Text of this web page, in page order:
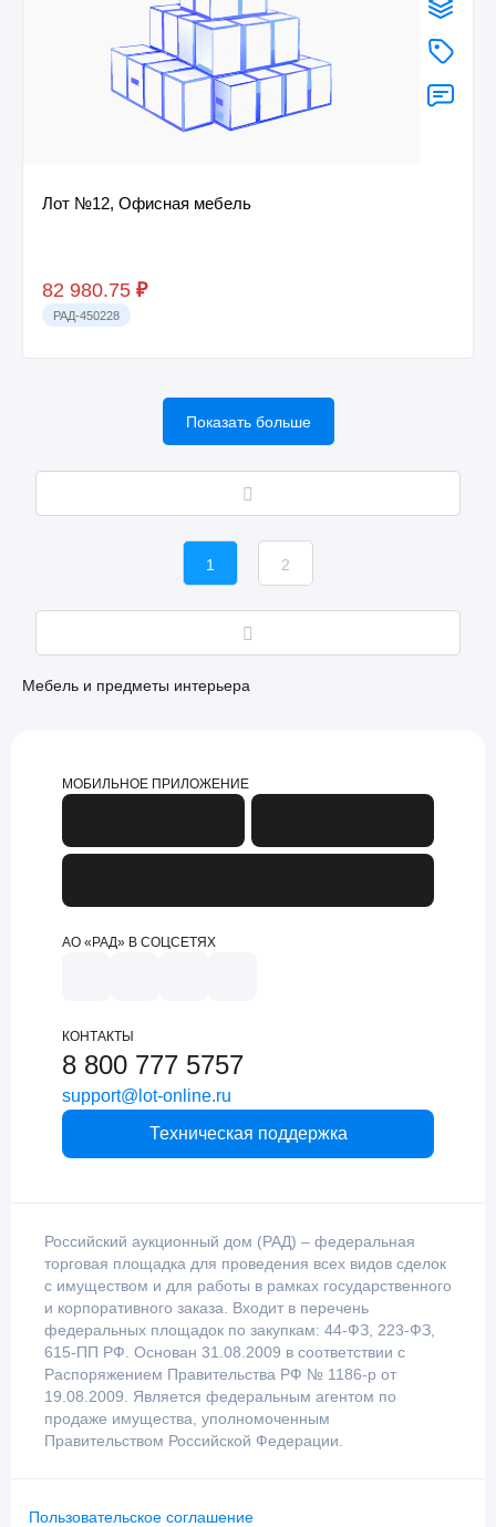
Лот №12, Офисная мебель
82 980.75 ₽
РАД-450228
Показать больше
1 2
Мебель и предметы интерьера
МОБИЛЬНОЕ ПРИЛОЖЕНИЕ
АО «РАД» В СОЦСЕТЯХ
КОНТАКТЫ
8 800 777 5757
support@lot-online.ru
Техническая поддержка
Российский аукционный дом (РАД) – федеральная
торговая площадка для проведения всех видов сделок
с имуществом и для работы в рамках государственного
и корпоративного заказа. Входит в перечень
федеральных площадок по закупкам: 44-ФЗ, 223-ФЗ,
615-ПП РФ. Основан 31.08.2009 в соответствии с
Распоряжением Правительства РФ № 1186-р от
19.08.2009. Является федеральным агентом по
продаже имущества, уполномоченным
Правительством Российской Федерации.
Пользовательское соглашение